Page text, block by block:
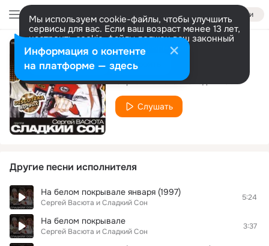
Войти
Мы используем cookie-файлы, чтобы улучшить
сервисы для вас. Если ваш возраст менее 13 лет,
настроить cookie-файлы должен ваш законный
представитель. Больше информации
Разрешить все Настроить
Белый цвет
Сергей Васюта и Сладкий Сон
Слушать
Другие песни исполнителя
На белом покрывале января (1997)
Сергей Васюта и Сладкий Сон
5:24
На белом покрывале
Сергей Васюта и Сладкий Сон
3:37
Информация о контенте
на платформе — здесь